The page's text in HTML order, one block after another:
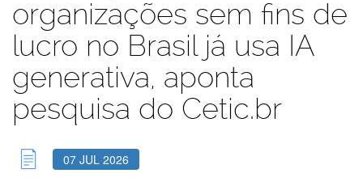
organizações sem fins de
lucro no Brasil já usa IA
generativa, aponta
pesquisa do Cetic.br
07 JUL 2026